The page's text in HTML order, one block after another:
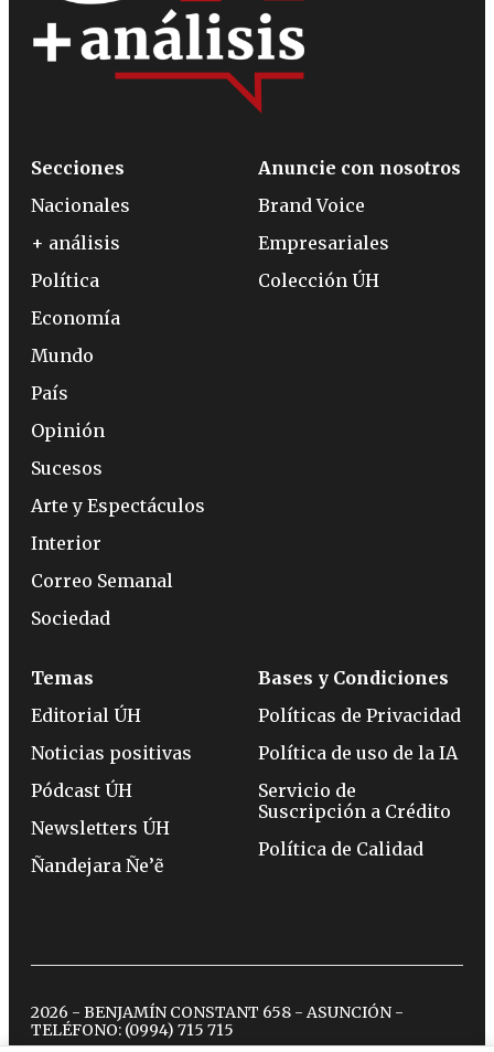
Secciones
Nacionales
+ análisis
Política
Economía
Mundo
País
Opinión
Sucesos
Arte y Espectáculos
Interior
Correo Semanal
Sociedad
Anuncie con nosotros
Brand Voice
Empresariales
Colección ÚH
Temas
Editorial ÚH
Noticias positivas
Pódcast ÚH
Newsletters ÚH
Ñandejara Ñe’ẽ
Bases y Condiciones
Políticas de Privacidad
Política de uso de la IA
Servicio de
Suscripción a Crédito
Política de Calidad
2026 - BENJAMÍN CONSTANT 658 - ASUNCIÓN -
TELÉFONO: (0994) 715 715